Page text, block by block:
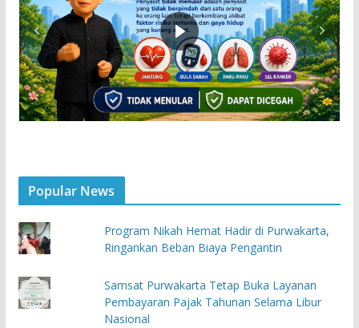
Popular News
Program Nikah Hemat Hadir di Purwakarta,
Ringankan Beban Biaya Pengantin
Samsat Purwakarta Tetap Buka Layanan
Pembayaran Pajak Tahunan Selama Libur
Nasional